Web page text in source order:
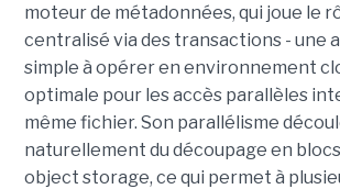
moteur de métadonnées, qui joue le
centralisé via des transactions - une
simple à opérer en environnement
optimale pour les accès parallèles
même fichier. Son parallélisme
naturellement du découpage en
object storage, ce qui permet à